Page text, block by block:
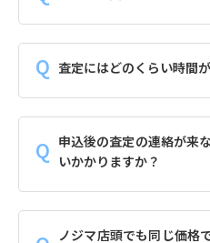
査定にはどのくらい時間
申込後の査定の連絡が来
いかかりますか？
ノジマ店頭でも同じ価格